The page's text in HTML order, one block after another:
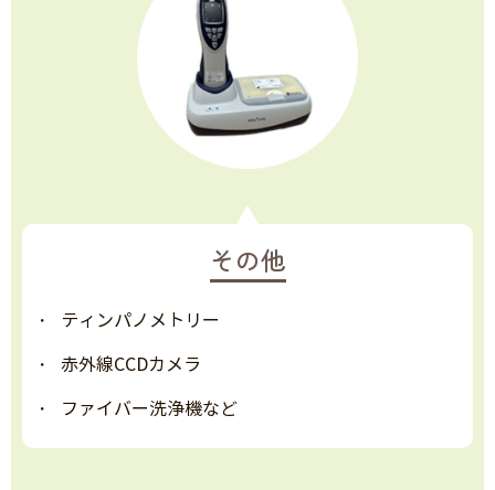
その他
ティンパノメトリー
赤外線CCDカメラ
ファイバー洗浄機など